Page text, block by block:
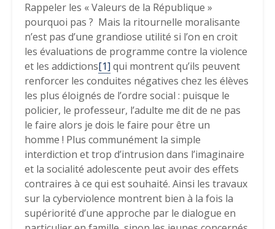
Rappeler les « Valeurs de la République »
pourquoi pas ? Mais la ritournelle moralisante
n’est pas d’une grandiose utilité si l’on en croit
les évaluations de programme contre la violence
et les addictions[1] qui montrent qu’ils peuvent
renforcer les conduites négatives chez les élèves
les plus éloignés de l’ordre social : puisque le
policier, le professeur, l’adulte me dit de ne pas
le faire alors je dois le faire pour être un
homme ! Plus communément la simple
interdiction et trop d’intrusion dans l’imaginaire
et la socialité adolescente peut avoir des effets
contraires à ce qui est souhaité. Ainsi les travaux
sur la cyberviolence montrent bien à la fois la
supériorité d’une approche par le dialogue en